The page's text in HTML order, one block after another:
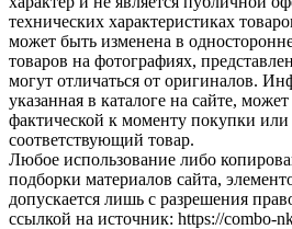
технических характеристиках
может быть изменена в
товаров на фотографиях,
могут отличаться от оригиналов.
указанная в каталоге на сайте,
фактической к моменту покупки или
соответствующий товар.
Любое использование либо
подборки материалов сайта,
допускается лишь с разрешения
ссылкой на источник: https://combo-